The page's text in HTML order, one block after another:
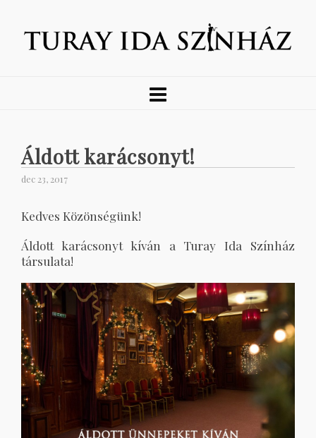
Áldott karácsonyt!
dec 23, 2017
Kedves Közönségünk!
Áldott karácsonyt kíván a Turay Ida Színház
társulata!